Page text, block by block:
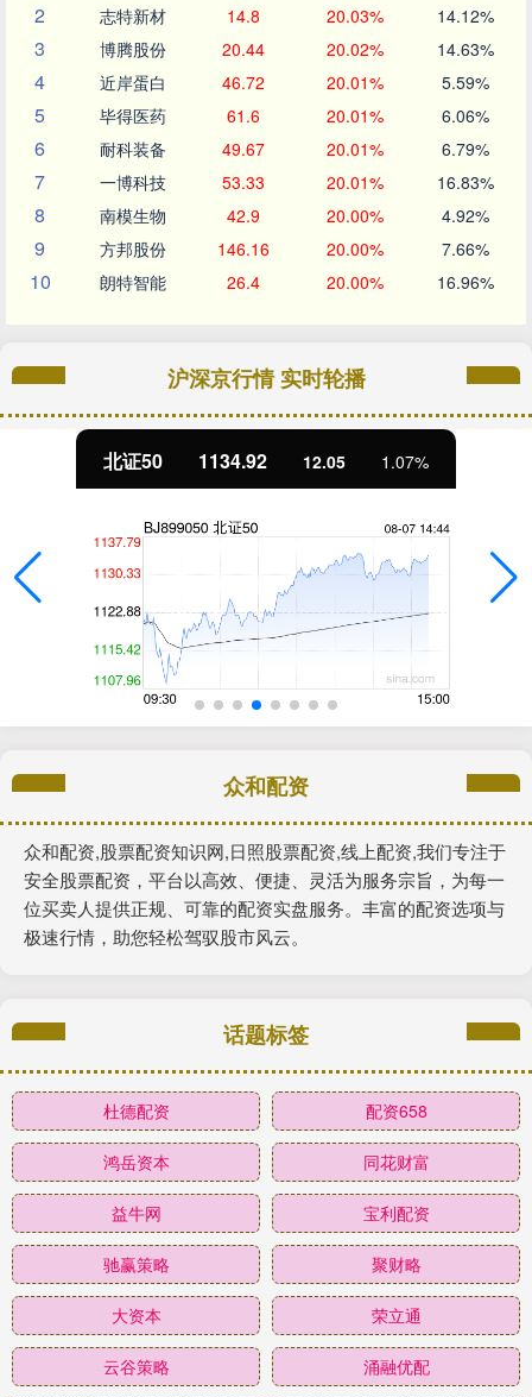
2 志特新材 14.8 20.03% 14.12%
3 博腾股份 20.44 20.02% 14.63%
4 近岸蛋白 46.72 20.01% 5.59%
5 毕得医药 61.6 20.01% 6.06%
6 耐科装备 49.67 20.01% 6.79%
7 一博科技 53.33 20.01% 16.83%
8 南模生物 42.9 20.00% 4.92%
9 方邦股份 146.16 20.00% 7.66%
10 朗特智能 26.4 20.00% 16.96%
沪深京行情 实时轮播
北证50 1134.92 12.05 1.07%
众和配资
众和配资,股票配资知识网,日照股票配资,线上配资,我们专注于
安全股票配资，平台以高效、便捷、灵活为服务宗旨，为每一
位买卖人提供正规、可靠的配资实盘服务。丰富的配资选项与
极速行情，助您轻松驾驭股市风云。
话题标签
杜德配资 配资658
鸿岳资本 同花财富
益牛网 宝利配资
驰赢策略 聚财略
大资本 荣立通
云谷策略 涌融优配